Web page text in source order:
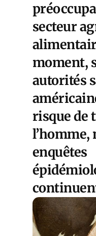
secteur
moment,
autorités
risque de
l’homme,
enquêtes